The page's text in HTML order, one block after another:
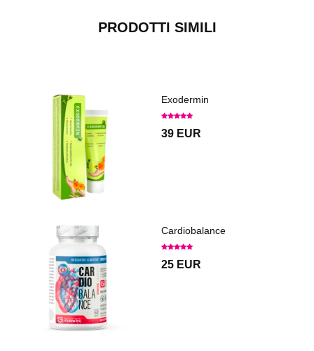
PRODOTTI SIMILI
Exodermin
39 EUR
Cardiobalance
25 EUR